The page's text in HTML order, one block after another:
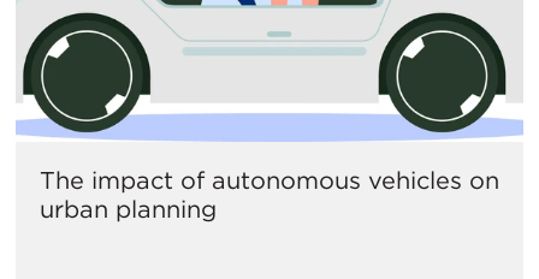
The impact of autonomous vehicles on
urban planning